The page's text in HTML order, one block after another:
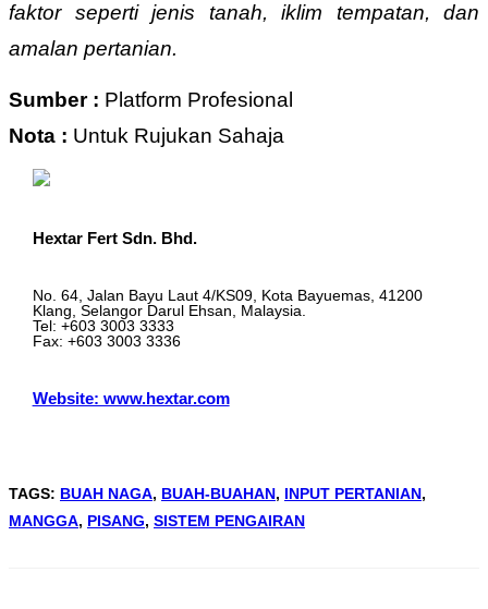
faktor seperti jenis tanah, iklim tempatan, dan
amalan pertanian.
Sumber : Platform Profesional
Nota : Untuk Rujukan Sahaja
Hextar Fert Sdn. Bhd.
No. 64, Jalan Bayu Laut 4/KS09, Kota Bayuemas, 41200
Klang, Selangor Darul Ehsan, Malaysia.
Tel: +603 3003 3333
Fax: +603 3003 3336
Website: www.hextar.com
TAGS: BUAH NAGA, BUAH-BUAHAN, INPUT PERTANIAN,
MANGGA, PISANG, SISTEM PENGAIRAN